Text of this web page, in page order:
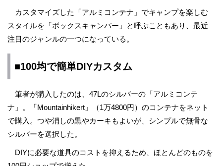
カスタマイズした「アルミコンテナ」でキャンプを楽しむ
スタイルを「ボックスキャンパー」と呼ぶこともあり、最近
注目のジャンルの一つになっている。
■100均で簡単DIYカスタム
筆者が購入したのは、47Lのシルバーの「アルミコンテ
ナ」。「Mountainhikert」（1万4800円）のコンテナをネット
で購入。つや消しの黒やカーキもよいが、シンプルで無骨な
シルバーを選択した。
DIYに必要な道具のコストを抑えるため、ほとんどのものを